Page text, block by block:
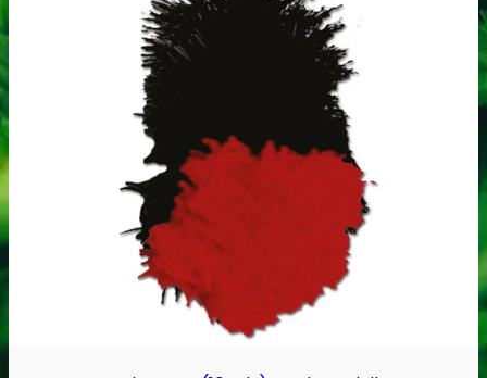
Simons tests
Test af primære aminer
URIN TESTS
Multi urin test - 3 stoffer
Multi urin test - 10 stoffer
THC urin test - 25ng/ml
THC urin test - 50ng/ml